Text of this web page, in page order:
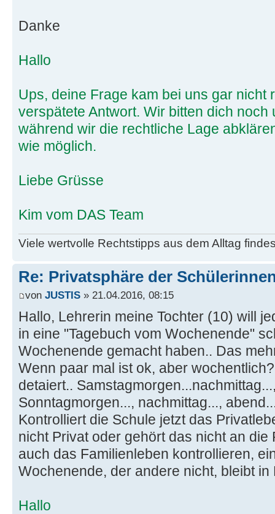
Danke
Hallo
Ups, deine Frage kam bei uns gar nicht
verspätete Antwort. Wir bitten dich
während wir die rechtliche Lage
wie möglich.
Liebe Grüsse
Kim vom DAS Team
Viele wertvolle Rechtstipps aus dem Alltag
Re: Privatsphäre der
von JUSTIS » 21.04.2016, 08:15
Hallo, Lehrerin meine Tochter (10) will
in eine "Tagebuch vom Wochenende"
Wochenende gemacht haben.. Das
Wenn paar mal ist ok, aber
detaiert..
Sonntagmorgen..., nachmittag...,
Kontrolliert die Schule jetzt das
nicht Privat oder gehört das nicht an
auch das Familienleben kontrollieren,
Wochenende, der andere nicht, bleibt
Hallo